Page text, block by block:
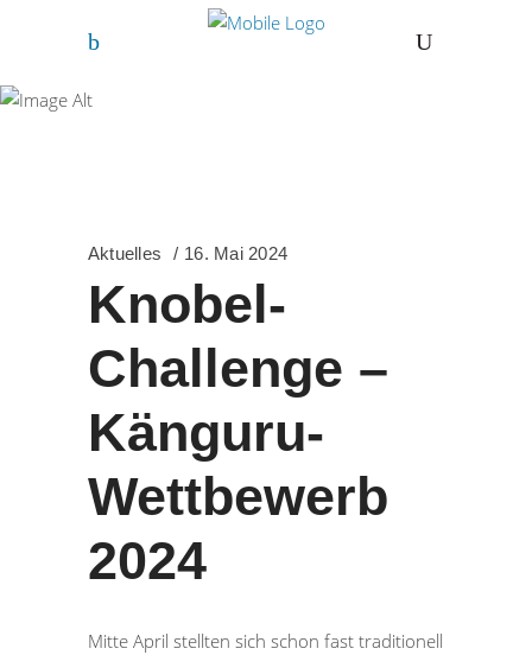
Göppingen
Aktuelles 16. Mai 2024
Knobel-
Challenge –
Känguru-
Wettbewerb
2024
Mitte April stellten sich schon fast traditionell